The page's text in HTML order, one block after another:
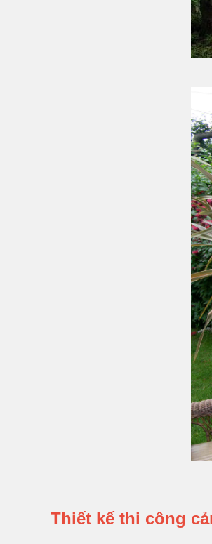
Thiết kế thi công